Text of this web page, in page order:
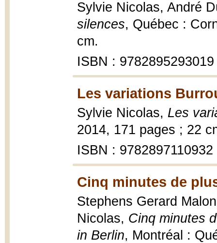
Sylvie Nicolas, André
silences, Québec :
cm.
ISBN : 9782895293019
Les variations
Sylvie Nicolas, Les
2014, 171 pages ; 22
ISBN : 9782897110932
Cinq minutes de
Stephens Gerard
Nicolas, Cinq minutes
in Berlin, Montréal :